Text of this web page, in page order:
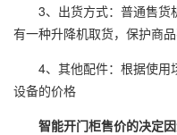
3、出货方式：普通售货
有一种升降机取货，保护商品
4、其他配件：根据使用
设备的价格
智能开门柜售价的决定